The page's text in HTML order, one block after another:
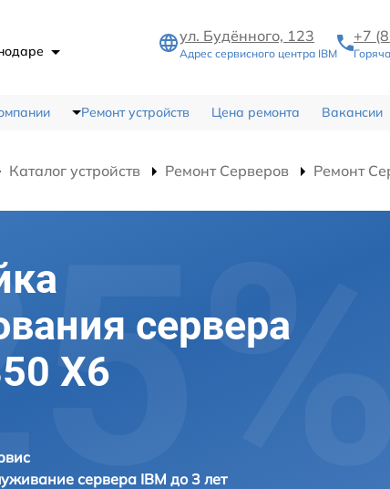
ул. Будённого, 123
Адрес сервисного центра IBM
+7
Ремонт устройств Цена ремонта Вакансии
Каталог устройств Ремонт Серверов Ремонт
сервера
X6
сервера IBM до 3 лет